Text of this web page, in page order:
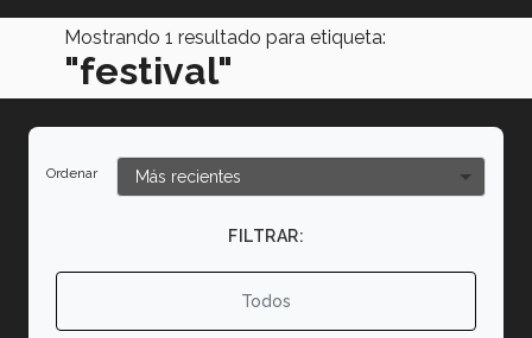
Mostrando 1 resultado para etiqueta:
"festival"
Ordenar
FILTRAR:
Todos